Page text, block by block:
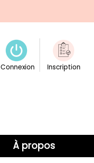
Connexion Inscription
À propos